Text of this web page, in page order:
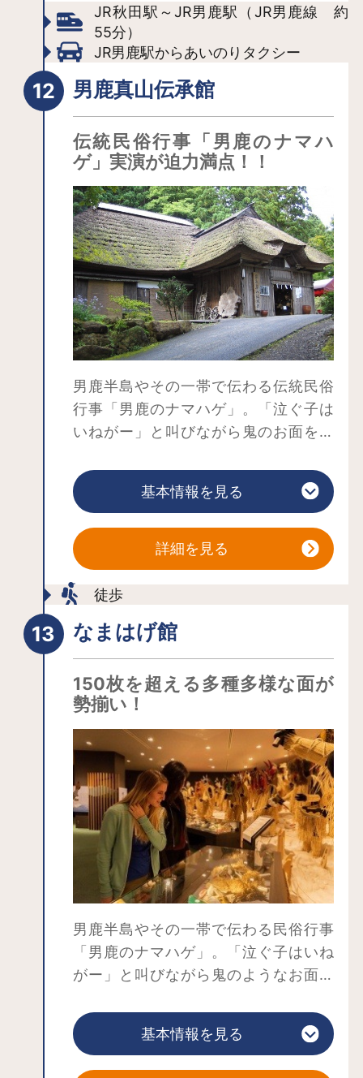
つとも称され、江戸時代には藩主への
献上品や参勤交代の際の土産物として
も用いられました。湯沢市以外でも秋
田市など県内各地で稲庭うどんを食べ
飲食店を探す
JR秋田駅～JR男鹿駅（JR男鹿線 約
55分）
JR男鹿駅からあいのりタクシー
男鹿真山伝承館
伝統民俗行事「男鹿のナマハ
ゲ」実演が迫力満点！！
男鹿半島やその一帯で伝わる伝統民俗
行事「男鹿のナマハゲ」。「泣ぐ子は
いねがー」と叫びながら鬼のお面をか
せる悪者だと思われがちですが、実
は、人々の怠け心を戒め、無病息災・
すために、毎年大晦日にやってくる神
なのです。
男鹿真山伝承館はそんな「なまはげ」
の民家。母屋と厩（馬屋）がL字形に曲
がって一体化していることから「曲り
家」と呼ばれる伝統的家屋です。昔の
暮らしが窺える民家は、いかにも「な
まはげ」が登場しそうな雰囲気。囲炉
裏がある畳敷きの部屋にすわると、な
まはげ文化についての解説の後、いよ
いよ「なまはげ」の実演がスタート！
「悪い子はいねがー」「泣ぐ子はいね
がー」と大声で叫び、畳を強く踏みし
めながら歩き回る姿は迫力満点。なま
はげの衣装から落ちた藁は魔除けにな
るそうなので、持ち帰ってみると良い
かもしれません。（無理やり引き抜く
のはNGです。）
「男鹿真山伝承館」には、なまはげが
が隣接しています。ユネスコ無形文化
遺産にも登録された「なまはげ」の民
俗文化を存分にお楽しみください。
基本情報を見る
詳細を見る
徒歩
なまはげ館
150枚を超える多種多様な面が
勢揃い！
男鹿半島やその一帯で伝わる民俗行事
「男鹿のナマハゲ」。「泣ぐ子はいね
がー」と叫びながら鬼のようなお面を
かせる悪者だと思われがちですが、実
は、人々の怠け心を戒め、無病息災・
基本情報を見る